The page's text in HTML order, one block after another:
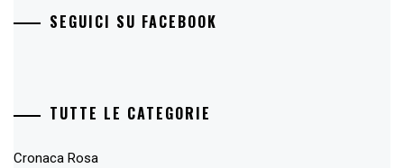
SEGUICI SU FACEBOOK
TUTTE LE CATEGORIE
Cronaca Rosa